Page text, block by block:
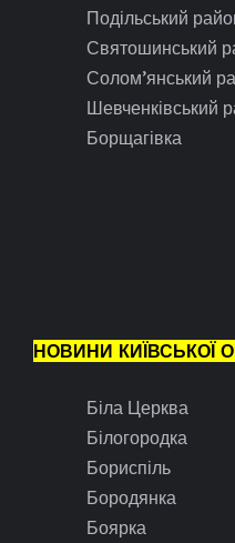
Подільський
Святошинський
Солом’янський
Шевченківський
Борщагівка
НОВИНИ КИЇВСЬКОЇ
Біла Церква
Білогородка
Бориспіль
Бородянка
Боярка